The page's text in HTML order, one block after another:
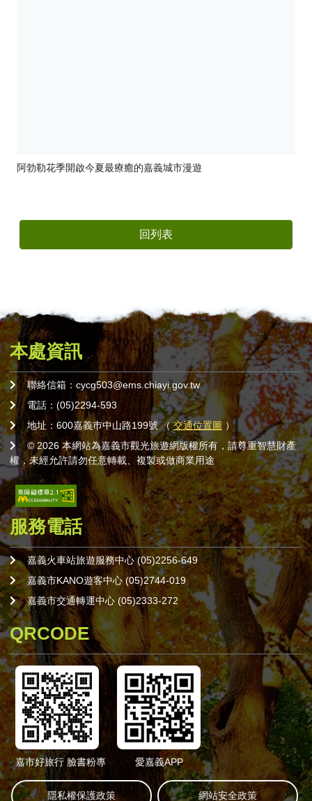
阿勃勒花季開啟今夏最療癒的嘉義城市漫遊
回列表
本處資訊
聯絡信箱：cycg503@ems.chiayi.gov.tw
電話：(05)2294-593
地址：600嘉義巿中山路199號 （交通位置圖 ）
© 2026 本網站為嘉義市觀光旅遊網版權所有，請尊重智慧財產
權，未經允許請勿任意轉載、複製或做商業用途
服務電話
嘉義火車站旅遊服務中心 (05)2256-649
嘉義市KANO遊客中心 (05)2744-019
嘉義市交通轉運中心 (05)2333-272
QRCODE
嘉市好旅行 臉書粉專 愛嘉義APP
隱私權保護政策 網站安全政策